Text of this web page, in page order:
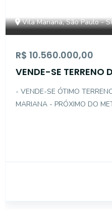
Vila Mariana, São Paulo -
R$ 10.560.000,00
VENDE-SE TERRENO
VILA MARIANA
- VENDE-SE ÓTIMO
MARIANA - PRÓXIMO DO